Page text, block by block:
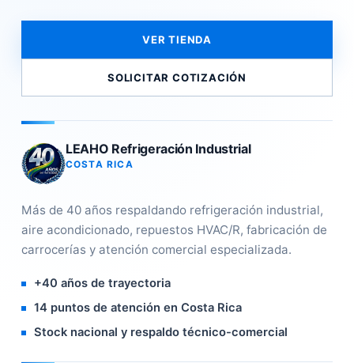
VER TIENDA
SOLICITAR COTIZACIÓN
LEAHO Refrigeración Industrial
COSTA RICA
Más de 40 años respaldando refrigeración industrial,
aire acondicionado, repuestos HVAC/R, fabricación de
carrocerías y atención comercial especializada.
+40 años de trayectoria
14 puntos de atención en Costa Rica
Stock nacional y respaldo técnico-comercial